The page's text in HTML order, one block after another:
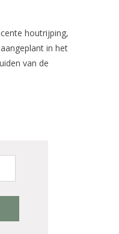
houtrijping,
in het
van de